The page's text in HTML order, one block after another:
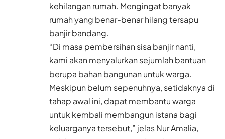
kehilangan rumah. Mengingat banyak
rumah yang benar-benar hilang tersapu
banjir bandang.
“Di masa pembersihan sisa banjir nanti,
kami akan menyalurkan sejumlah bantuan
berupa bahan bangunan untuk warga.
Meskipun belum sepenuhnya, setidaknya di
tahap awal ini, dapat membantu warga
untuk kembali membangun istana bagi
keluarganya tersebut,” jelas Nur Amalia,